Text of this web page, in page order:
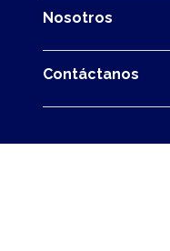
Nosotros
Contáctanos